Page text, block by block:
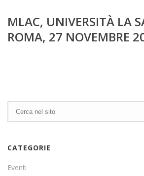
MLAC, UNIVERSITÀ LA
ROMA, 27 NOVEMBRE
CATEGORIE
Eventi